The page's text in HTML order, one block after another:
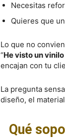
Necesitas
Quieres que
Lo que no
“He visto un
encajan con tu
La pregunta
diseño, el
Qué